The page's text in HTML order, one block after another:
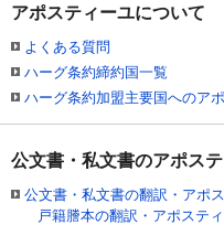
アポスティーユについて
よくある質問
ハーグ条約締約国一覧
ハーグ条約加盟主要国へのア
公文書・私文書のアポス
公文書・私文書の翻訳・アポ
戸籍謄本の翻訳・アポステ